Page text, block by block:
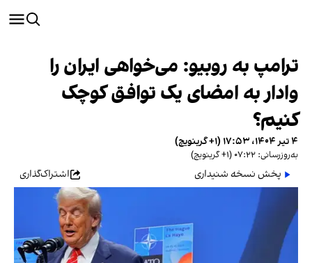
ترامپ به روبیو: می‌خواهی ایران را
وادار به امضای یک توافق کوچک
کنیم؟
۴ تیر ۱۴۰۴، ۱۷:۵۳ (‎+۱ گرینویچ)
به‌روزرسانی: ۰۷:۲۲ (‎+۱ گرینویچ)
پخش نسخه شنیداری اشتراک‌گذاری